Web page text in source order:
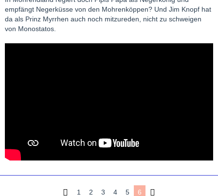
empfängt Negerküsse von den Mohrenköppen? Und Jim Knopf hat
da als Prinz Myrrhen auch noch mitzureden, nicht zu schweigen
von Monostatos.
1 2 3 4 5 6